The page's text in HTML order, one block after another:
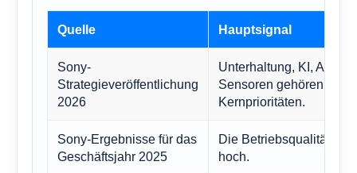
Quelle Hauptsignal
Sony-
Strategieveröffentlichung
2026
Unterhaltung, KI, Anime
Sensoren gehören zu
Kernprioritäten.
Sony-Ergebnisse für das
Geschäftsjahr 2025
Die Betriebsqualität
hoch.